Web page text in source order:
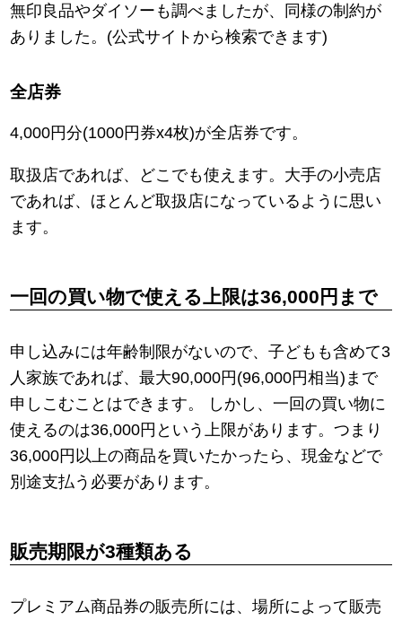
無印良品やダイソーも調べましたが、同様の制約が
ありました。(公式サイトから検索できます)
全店券
4,000円分(1000円券x4枚)が全店券です。
取扱店であれば、どこでも使えます。大手の小売店
であれば、ほとんど取扱店になっているように思い
ます。
一回の買い物で使える上限は36,000円まで
申し込みには年齢制限がないので、子どもも含めて3
人家族であれば、最大90,000円(96,000円相当)まで
申しこむことはできます。 しかし、一回の買い物に
使えるのは36,000円という上限があります。つまり
36,000円以上の商品を買いたかったら、現金などで
別途支払う必要があります。
販売期限が3種類ある
プレミアム商品券の販売所には、場所によって販売